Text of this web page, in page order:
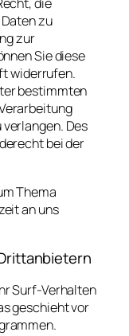
die
zu
zur
Sie diese
widerrufen.
bestimmten
Des
bei der
Thema
an uns
Surf-Verhalten
geschieht vor